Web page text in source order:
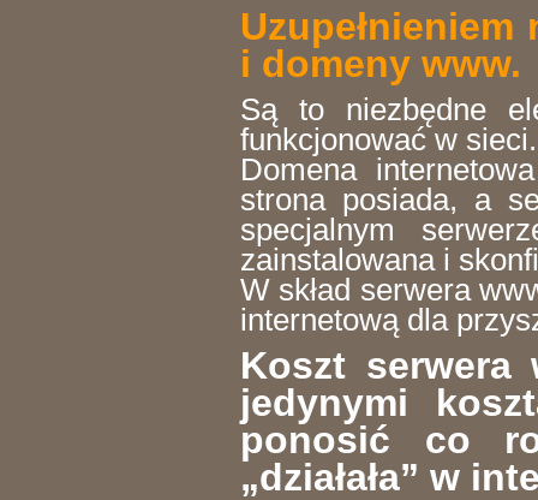
i domeny www.
Są to niezbędne
funkcjonować w sieci.
Domena
strona posiada, a
specjalnym
zainstalowana i
W skład serwera
internetową dla
Koszt serwera
jedynymi
ponosić co
„działała” w